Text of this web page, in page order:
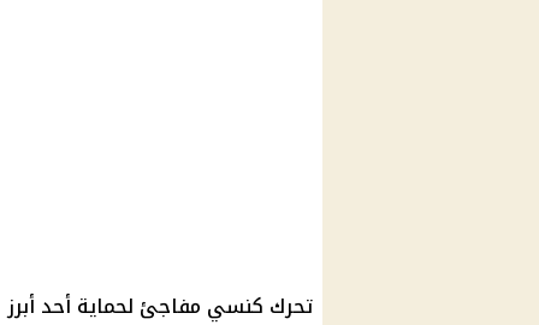
تحرك كنسي مفاجئ لحماية أحد